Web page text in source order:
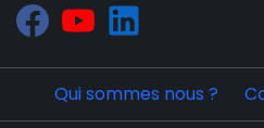
Qui sommes nous ?